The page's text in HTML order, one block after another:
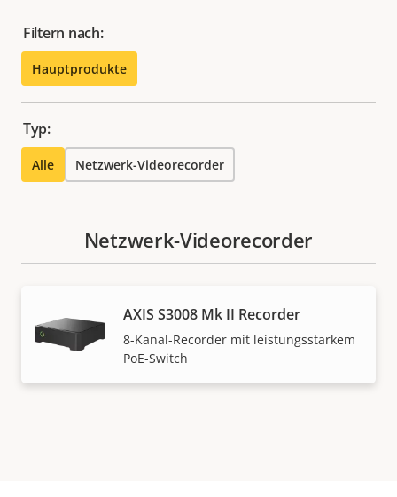
Filtern nach:
Hauptprodukte
Typ:
Alle Netzwerk-Videorecorder
Netzwerk-Videorecorder
AXIS S3008 Mk II Recorder
8-Kanal-Recorder mit leistungsstarkem
PoE-Switch